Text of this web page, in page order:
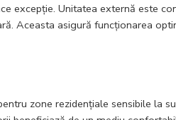
excepție. Unitatea externă este
Aceasta asigură funcționarea
zone rezidențiale sensibile la